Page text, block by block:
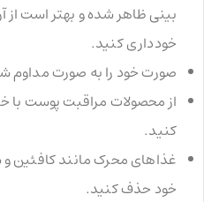
بینی ظاهر شده و بهتر است
خودداری کنید.
صورت خود را به صورت
از محصولات مراقبت پوست با
کنید.
غذاهای محرک مانند کافئین و
خود حذف کنید.